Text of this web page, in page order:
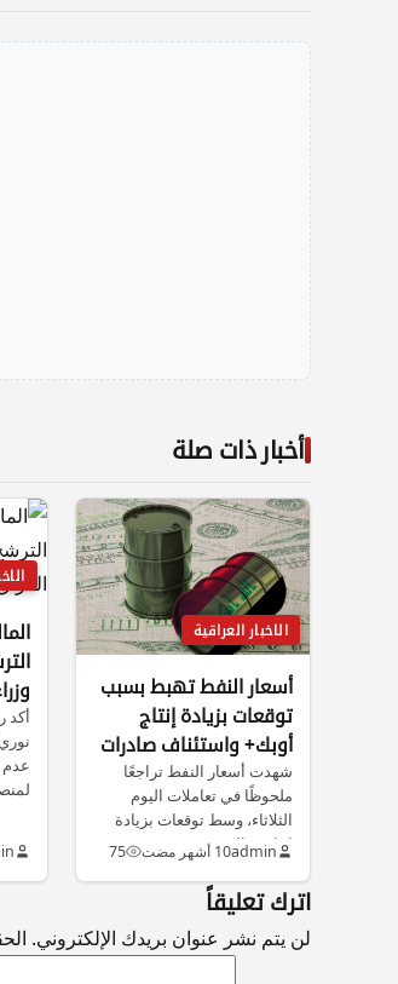
أخبار ذات صلة
الاخبار العراقية
أسعار النفط تهبط بسبب
توقعات بزيادة إنتاج
أوبك+ واستئناف صادرات
كردستان
شهدت أسعار النفط تراجعًا
ملحوظًا في تعاملات اليوم
الثلاثاء، وسط توقعات بزيادة
إنتاج تحالف…
admin10 أشهر مضت 75
أكد
عدم
اترك تعليقاً
لن يتم نشر عنوان بريدك الإلكتروني.